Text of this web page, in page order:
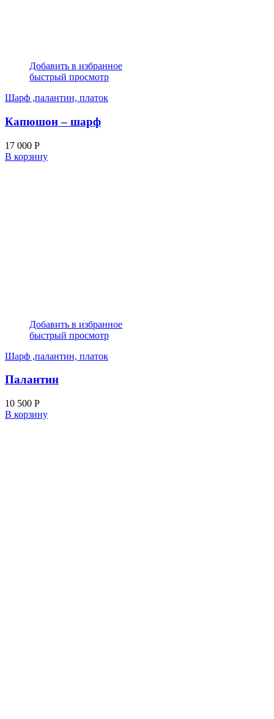
Добавить в избранное
быстрый просмотр
Шарф ,палантин, платок
Капюшон – шарф
17 000 Р
В корзину
Добавить в избранное
быстрый просмотр
Шарф ,палантин, платок
Палантин
10 500 Р
В корзину